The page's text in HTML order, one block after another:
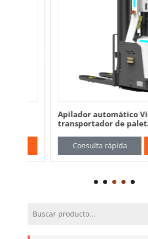
Apilador automático
transportador de paletas
Consulta rápida